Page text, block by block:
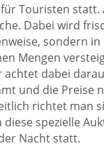
Touristen statt.
Dabei wird
sondern in
Mengen
dabei
und die Preise
richtet man
spezielle
Nacht statt.